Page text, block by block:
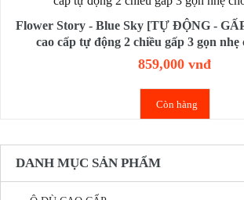
Flower Story - Blue Sky [TỰ ĐỘNG -
cao cấp tự động 2 chiều gấp 3 gọn
859,000 vnđ
Còn hàng
DANH MỤC SẢN PHẨM